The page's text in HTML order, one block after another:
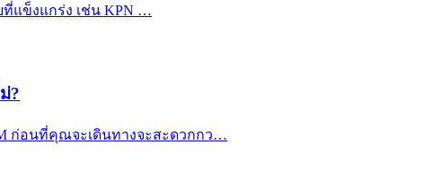
ที่แข็งแกร่ง เช่น KPN …
?
ก่อนที่คุณจะเดินทางจะสะดวกกว…